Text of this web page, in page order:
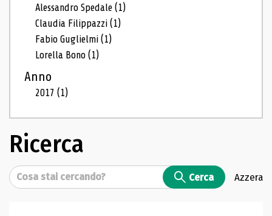
Alessandro Spedale(1)
Claudia Filippazzi(1)
Fabio Guglielmi(1)
Lorella Bono(1)
Anno
2017(1)
Ricerca
Cerca Cerca Azzera